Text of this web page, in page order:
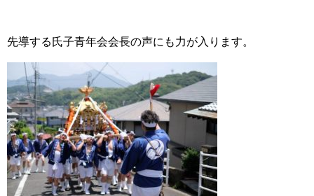
先導する氏子青年会会長の声にも力が入ります。